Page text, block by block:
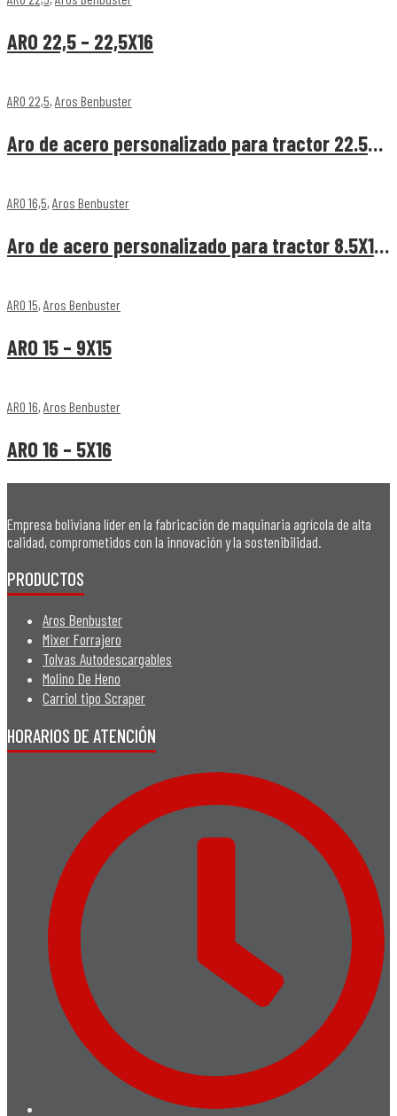
ARO 22,5 – 22,5X16
ARO 22,5, Aros Benbuster
Aro de acero personalizado para tractor 22.5X11.5
ARO 16,5, Aros Benbuster
Aro de acero personalizado para tractor 8.5X16.5
ARO 15, Aros Benbuster
ARO 15 – 9X15
ARO 16, Aros Benbuster
ARO 16 – 5X16
Empresa boliviana líder en la fabricación de maquinaria agrícola de alta
calidad, comprometidos con la innovación y la sostenibilidad.
PRODUCTOS
Aros Benbuster
Mixer Forrajero
Tolvas Autodescargables
Molino De Heno
Carriol tipo Scraper
HORARIOS DE ATENCIÓN